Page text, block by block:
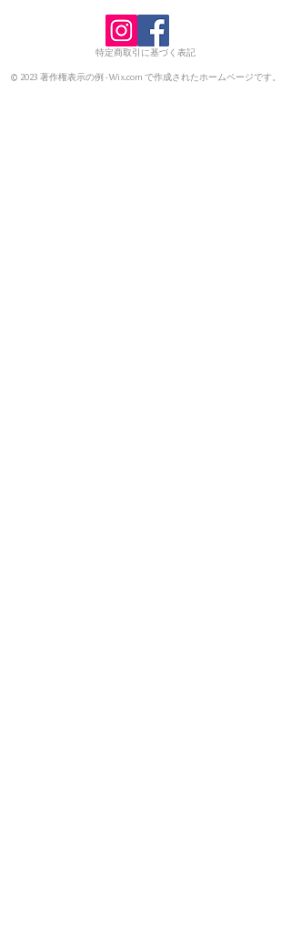
特定商取引に基づく表記
© 2023 著作権表示の例 -Wix.com で作成されたホームページです。